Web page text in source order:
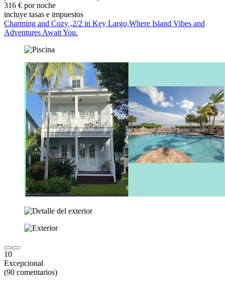
316 € por noche
incluye tasas e impuestos
Charming and Cozy ,2/2 in Key Largo,Where Island Vibes and
Adventures Await You.
10
Excepcional
(90 comentarios)